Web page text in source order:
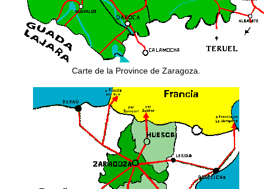
Carte de la Province de Zaragoza.